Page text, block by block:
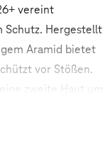
vereint
Schutz. Hergestellt
Aramid bietet
vor Stößen.
zweite Haut um
für einen